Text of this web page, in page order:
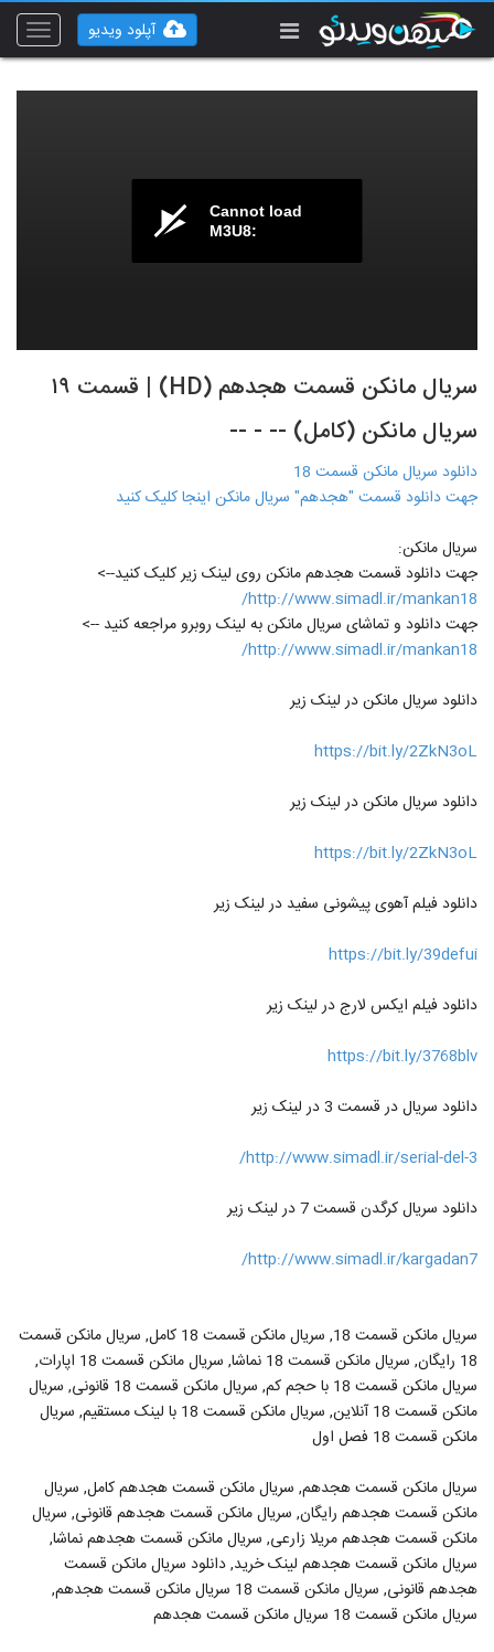
Toggle
آپلود ویدیو
Cannot load
M3U8:
سریال مانکن قسمت هجدهم (HD) | قسمت ۱۹
سریال مانکن (کامل) -- - --
دانلود سریال مانکن قسمت 18
جهت دانلود قسمت "هجدهم" سریال مانکن اینجا کلیک کنید
سریال مانکن:
جهت دانلود قسمت هجدهم مانکن روی لینک زیر کلیک کنید-->
http://www.simadl.ir/mankan18/
جهت دانلود و تماشای سریال مانکن به لینک روبرو مراجعه کنید -->
http://www.simadl.ir/mankan18/
دانلود سریال مانکن در لینک زیر
https://bit.ly/2ZkN3oL
دانلود سریال مانکن در لینک زیر
https://bit.ly/2ZkN3oL
دانلود فیلم آهوی پیشونی سفید در لینک زیر
https://bit.ly/39defui
دانلود فیلم ایکس لارج در لینک زیر
https://bit.ly/3768blv
دانلود سریال در قسمت 3 در لینک زیر
http://www.simadl.ir/serial-del-3/
دانلود سریال کرگدن قسمت 7 در لینک زیر
http://www.simadl.ir/kargadan7/
سریال مانکن قسمت 18, سریال مانکن قسمت 18 کامل, سریال مانکن قسمت
18 رایگان, سریال مانکن قسمت 18 نماشا, سریال مانکن قسمت 18 اپارات,
سریال مانکن قسمت 18 با حجم کم, سریال مانکن قسمت 18 قانونی, سریال
مانکن قسمت 18 آنلاین, سریال مانکن قسمت 18 با لینک مستقیم, سریال
مانکن قسمت 18 فصل اول
سریال مانکن قسمت هجدهم, سریال مانکن قسمت هجدهم کامل, سریال
مانکن قسمت هجدهم رایگان, سریال مانکن قسمت هجدهم قانونی, سریال
مانکن قسمت هجدهم مریلا زارعی, سریال مانکن قسمت هجدهم نماشا,
سریال مانکن قسمت هجدهم لینک خرید, دانلود سریال مانکن قسمت
هجدهم قانونی, سریال مانکن قسمت 18 سریال مانکن قسمت هجدهم,
سریال مانکن قسمت 18 سریال مانکن قسمت هجدهم